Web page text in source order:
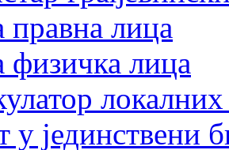
правна лица
физичка лица
у јединствени